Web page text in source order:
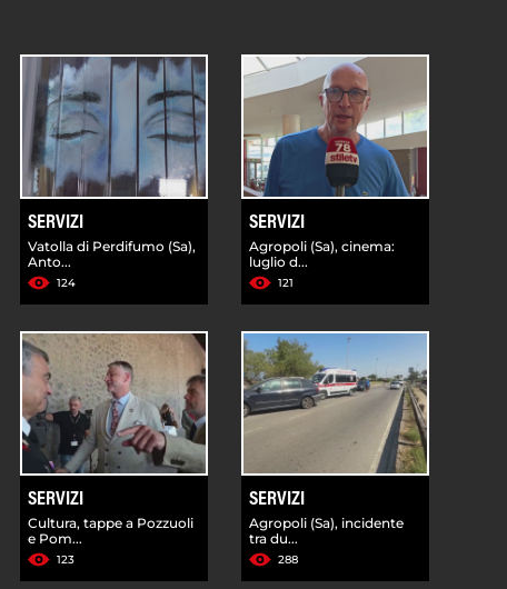
SERVIZI
Vatolla di Perdifumo (Sa),
Anto...
124
SERVIZI
Agropoli (Sa), cinema:
luglio d...
121
SERVIZI
Cultura, tappe a Pozzuoli
e Pom...
123
SERVIZI
Agropoli (Sa), incidente
tra du...
288